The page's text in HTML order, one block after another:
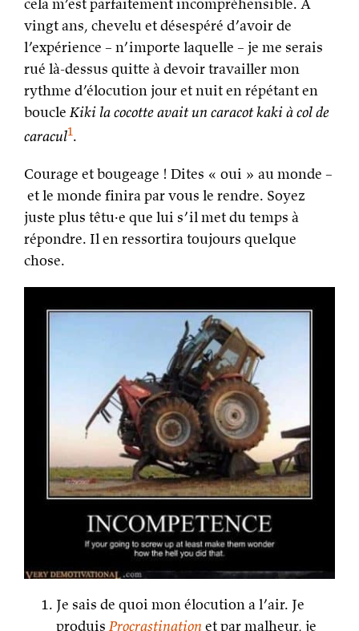
vingt ans, chevelu et désespéré d’avoir de
l’expérience – n’importe laquelle – je me serais
rué là-dessus quitte à devoir travailler mon
rythme d’élocution jour et nuit en répétant en
boucle Kiki la cocotte avait un caracot kaki à col de
caracul1.
Courage et bougeage ! Dites « oui » au monde –
et le monde finira par vous le rendre. Soyez
juste plus têtu·e que lui s’il met du temps à
répondre. Il en ressortira toujours quelque
chose.
Je sais de quoi mon élocution a l’air. Je
produis Procrastinationet par malheur, je